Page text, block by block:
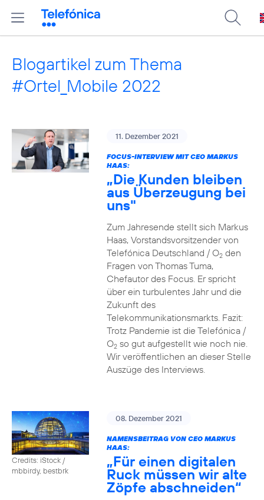
Blogartikel zum Thema
#Ortel_Mobile 2022
11. Dezember 2021
FOCUS-INTERVIEW MIT CEO MARKUS
HAAS:
„Die Kunden bleiben
aus Überzeugung bei
uns"
Zum Jahresende stellt sich Markus
Haas, Vorstandsvorsitzender von
Telefónica Deutschland / O2den
Fragen von Thomas Tuma,
Chefautor des Focus. Er spricht
über ein turbulentes Jahr und die
Zukunft des
Telekommunikationsmarkts. Fazit:
Trotz Pandemie ist die Telefónica /
O2so gut aufgestellt wie noch nie.
Wir veröffentlichen an dieser Stelle
Auszüge des Interviews.
Credits: iStock /
mbbirdy, bestbrk
08. Dezember 2021
NAMENSBEITRAG VON CEO MARKUS
HAAS:
„Für einen digitalen
Ruck müssen wir alte
Zöpfe abschneiden“